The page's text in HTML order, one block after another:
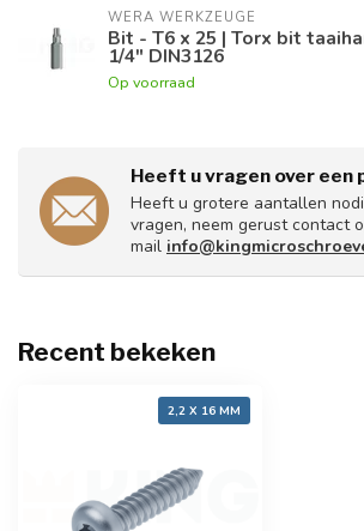
WERA WERKZEUGE
Bit - T6 x 25 | Torx bit
1/4" DIN3126
Op voorraad
Heeft u vragen over een
Heeft u grotere aantallen
vragen, neem gerust contact
mail
Recent bekeken
2,2 X 16 MM